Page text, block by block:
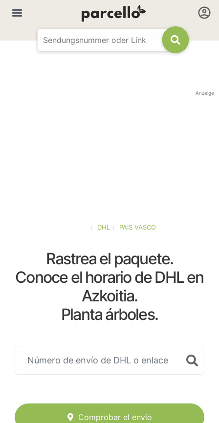
Anzeige
DHL PAIS VASCO
Rastrea el paquete.
Conoce el horario de DHL en
Azkoitia.
Planta árboles.
Comprobar el envío